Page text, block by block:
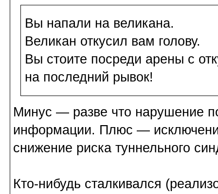
Вы напали на великана.
Великан откусил вам голову.
Вы стоите посреди арены с
на последний рывок!
Минус — разве что нарушение
информации. Плюс —
снижение риска туннельного
Кто-нибудь сталкивался